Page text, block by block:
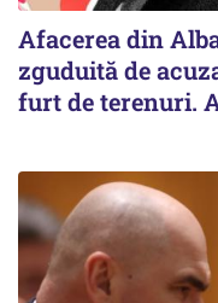
Afacerea din
zguduită de
furt de terenuri.